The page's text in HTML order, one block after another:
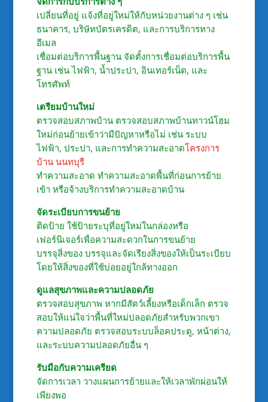
เปลี่ยนที่อยู่ แจ้งที่อยู่ใหม่ให้กับหน่วยงานต่าง ๆ เช่น
ธนาคาร, บริษัทบัตรเครดิต, และการบริการทาง
อีเมล
เชื่อมต่อบริการพื้นฐาน จัดตั้งการเชื่อมต่อบริการพื้น
ฐาน เช่น ไฟฟ้า, น้ำประปา, อินเทอร์เน็ต, และ
โทรศัพท์
เตรียมบ้านใหม่
ตรวจสอบสภาพบ้าน ตรวจสอบสภาพบ้านทาวน์โฮม
ใหม่ก่อนย้ายเข้าว่ามีปัญหาหรือไม่ เช่น ระบบ
ไฟฟ้า, ประปา, และการทำความสะอาดโครงการ
บ้าน นนทบุรี
ทำความสะอาด ทำความสะอาดพื้นที่ก่อนการย้าย
เข้า หรือจ้างบริการทำความสะอาดบ้าน
จัดระเบียบการขนย้าย
ติดป้าย ใช้ป้ายระบุที่อยู่ใหม่ในกล่องหรือ
เฟอร์นิเจอร์เพื่อความสะดวกในการขนย้าย
บรรจุสิ่งของ บรรจุและจัดเรียงสิ่งของให้เป็นระเบียบ
โดยให้สิ่งของที่ใช้บ่อยอยู่ใกล้ทางออก
ดูแลสุขภาพและความปลอดภัย
ตรวจสอบสุขภาพ หากมีสัตว์เลี้ยงหรือเด็กเล็ก ตรวจ
สอบให้แน่ใจว่าพื้นที่ใหม่ปลอดภัยสำหรับพวกเขา
ความปลอดภัย ตรวจสอบระบบล็อคประตู, หน้าต่าง,
และระบบความปลอดภัยอื่น ๆ
รับมือกับความเครียด
จัดการเวลา วางแผนการย้ายและให้เวลาพักผ่อนให้
เพียงพอ